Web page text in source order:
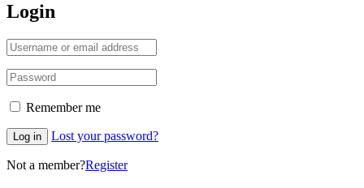
Login
Remember me
Log in Lost your password?
Not a member?Register